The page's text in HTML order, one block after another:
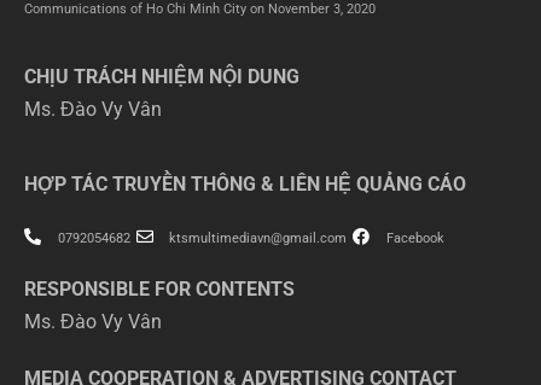
Communications of Ho Chi Minh City on November 3, 2020
CHỊU TRÁCH NHIỆM NỘI DUNG
Ms. Đào Vy Vân
HỢP TÁC TRUYỀN THÔNG & LIÊN HỆ QUẢNG CÁO
0792054682 ktsmultimediavn@gmail.com Facebook
RESPONSIBLE FOR CONTENTS
Ms. Đào Vy Vân
MEDIA COOPERATION & ADVERTISING CONTACT